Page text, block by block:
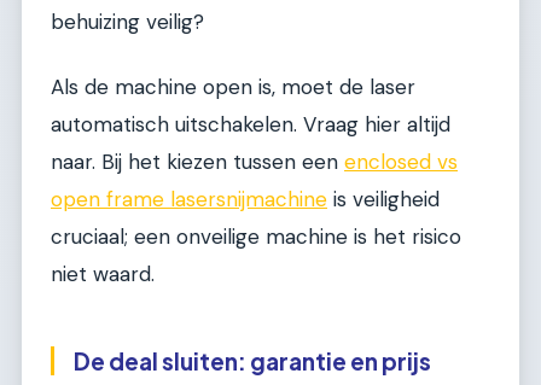
behuizing veilig?
Als de machine open is, moet de laser
automatisch uitschakelen. Vraag hier altijd
naar. Bij het kiezen tussen een enclosed vs
open frame lasersnijmachine is veiligheid
cruciaal; een onveilige machine is het risico
niet waard.
De deal sluiten: garantie en prijs